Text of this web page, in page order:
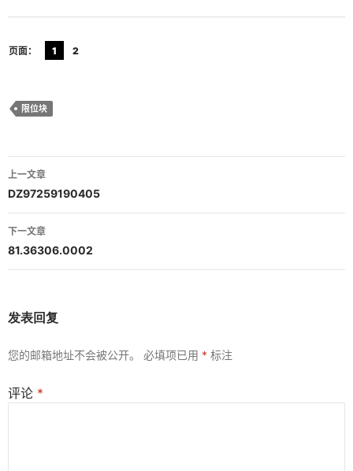
页面： 1 2
限位块
文
章
导
航
上一文章
DZ97259190405
下一文章
81.36306.0002
发表回复
您的邮箱地址不会被公开。 必填项已用 * 标注
评论 *